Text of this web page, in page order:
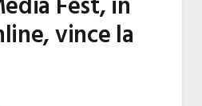
vince la